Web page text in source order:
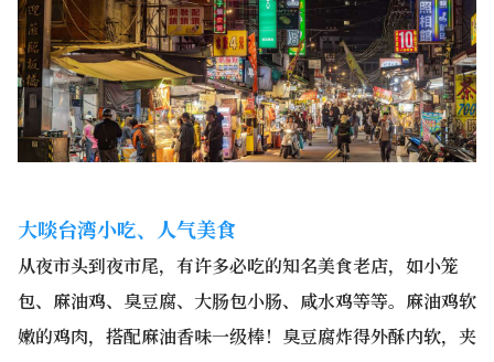
大啖台湾小吃、人气美食
从夜市头到夜市尾，有许多必吃的知名美食老店，如小笼
包、麻油鸡、臭豆腐、大肠包小肠、咸水鸡等等。麻油鸡软
嫩的鸡肉，搭配麻油香味一级棒！臭豆腐炸得外酥内软，夹